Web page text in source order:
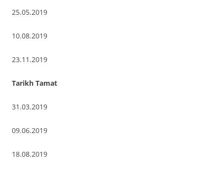
25.05.2019
10.08.2019
23.11.2019
Tarikh Tamat
31.03.2019
09.06.2019
18.08.2019